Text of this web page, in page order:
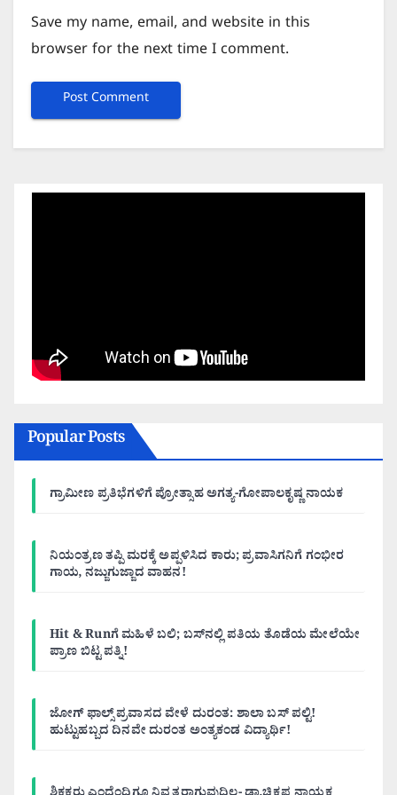
Save my name, email, and website in this
browser for the next time I comment.
Popular Posts
ಗ್ರಾಮೀಣ ಪ್ರತಿಭೆಗಳಿಗೆ ಪ್ರೋತ್ಸಾಹ ಅಗತ್ಯ-ಗೋಪಾಲಕೃಷ್ಣ ನಾಯಕ
ನಿಯಂತ್ರಣ ತಪ್ಪಿ ಮರಕ್ಕೆ ಅಪ್ಪಳಿಸಿದ ಕಾರು; ಪ್ರವಾಸಿಗನಿಗೆ ಗಂಭೀರ
ಗಾಯ, ನಜ್ಜುಗುಜ್ಜಾದ ವಾಹನ!
Hit & Runಗೆ ಮಹಿಳೆ ಬಲಿ; ಬಸ್‌ನಲ್ಲಿ ಪತಿಯ ತೊಡೆಯ ಮೇಲೆಯೇ
ಪ್ರಾಣ ಬಿಟ್ಟ ಪತ್ನಿ!
ಜೋಗ್ ಫಾಲ್ಸ್ ಪ್ರವಾಸದ ವೇಳೆ ದುರಂತ: ಶಾಲಾ ಬಸ್ ಪಲ್ಟಿ!
ಹುಟ್ಟುಹಬ್ಬದ ದಿನವೇ ದುರಂತ ಅಂತ್ಯಕಂಡ ವಿದ್ಯಾರ್ಥಿ!